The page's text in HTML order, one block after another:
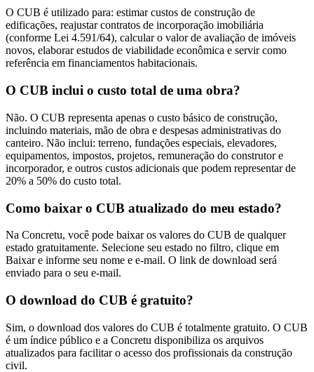
O CUB é utilizado para: estimar custos de construção de
edificações, reajustar contratos de incorporação imobiliária
(conforme Lei 4.591/64), calcular o valor de avaliação de imóveis
novos, elaborar estudos de viabilidade econômica e servir como
referência em financiamentos habitacionais.
O CUB inclui o custo total de uma obra?
Não. O CUB representa apenas o custo básico de construção,
incluindo materiais, mão de obra e despesas administrativas do
canteiro. Não inclui: terreno, fundações especiais, elevadores,
equipamentos, impostos, projetos, remuneração do construtor e
incorporador, e outros custos adicionais que podem representar de
20% a 50% do custo total.
Como baixar o CUB atualizado do meu estado?
Na Concretu, você pode baixar os valores do CUB de qualquer
estado gratuitamente. Selecione seu estado no filtro, clique em
Baixar e informe seu nome e e-mail. O link de download será
enviado para o seu e-mail.
O download do CUB é gratuito?
Sim, o download dos valores do CUB é totalmente gratuito. O CUB
é um índice público e a Concretu disponibiliza os arquivos
atualizados para facilitar o acesso dos profissionais da construção
civil.